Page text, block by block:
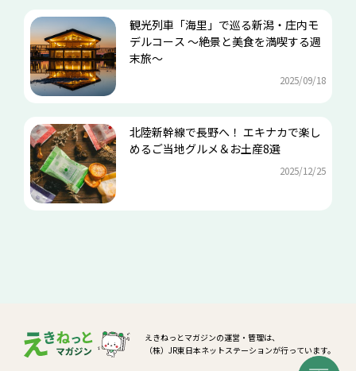
観光列車「海里」で巡る新潟・庄内モ
デルコース ～絶景と美食を満喫する週
末旅～
2025/09/18
北陸新幹線で長野へ！ エキナカで楽し
めるご当地グルメ＆お土産8選
2025/12/25
えきねっとマガジンの運営・管理は、
（株）JR東日本ネットステーションが行っています。